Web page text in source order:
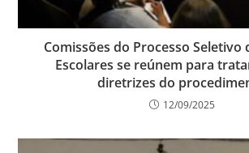
Comissões do Processo Seletivo
Escolares se reúnem para
diretrizes do
12/09/2025